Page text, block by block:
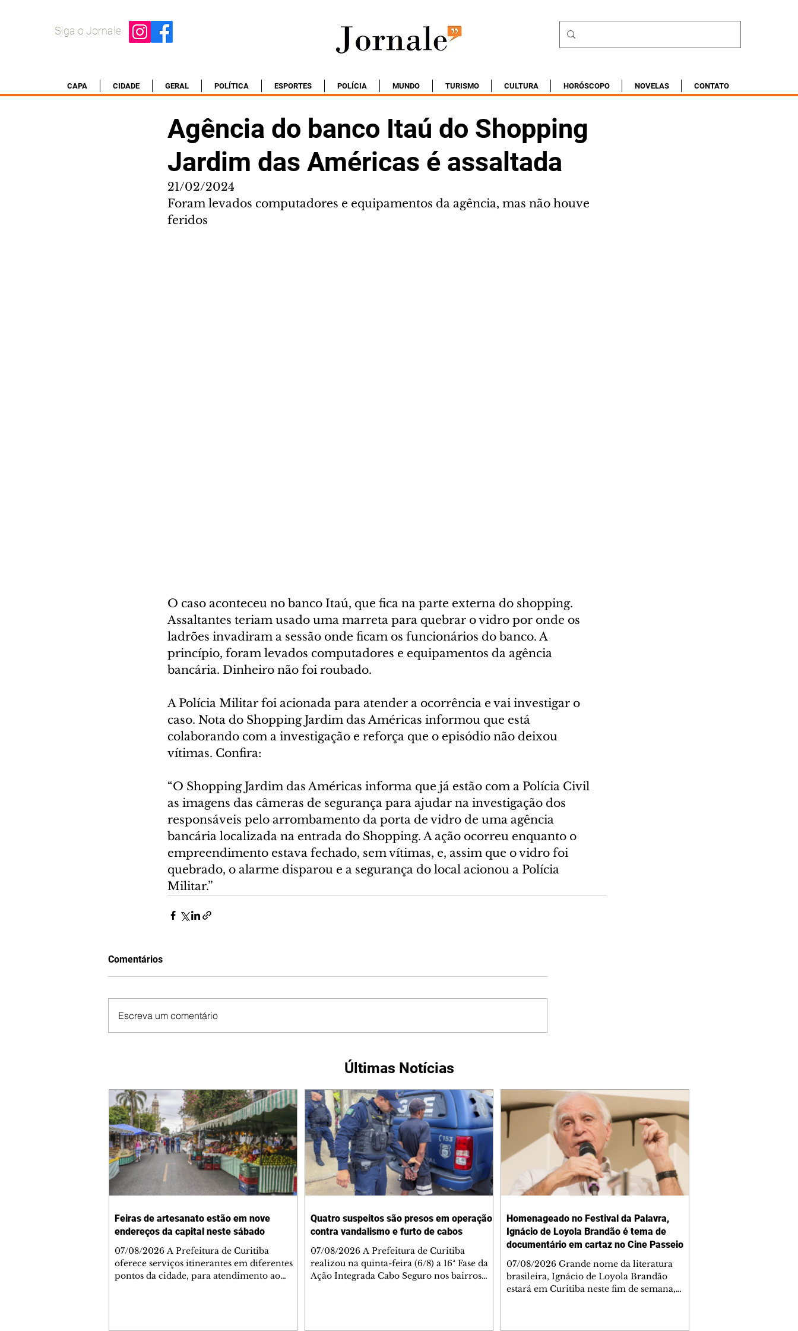
Siga o Jornale
CAPA CIDADE GERAL POLÍTICA ESPORTES POLÍCIA MUNDO TURISMO CULTURA HORÓSCOPO NOVELAS CONTATO
Agência do banco Itaú do Shopping
Jardim das Américas é assaltada
21/02/2024
Foram levados computadores e equipamentos da agência, mas não houve
feridos
O caso aconteceu no banco Itaú, que fica na parte externa do shopping.
Assaltantes teriam usado uma marreta para quebrar o vidro por onde os
ladrões invadiram a sessão onde ficam os funcionários do banco. A
princípio, foram levados computadores e equipamentos da agência
bancária. Dinheiro não foi roubado.
A Polícia Militar foi acionada para atender a ocorrência e vai investigar o
caso. Nota do Shopping Jardim das Américas informou que está
colaborando com a investigação e reforça que o episódio não deixou
vítimas. Confira:
“O Shopping Jardim das Américas informa que já estão com a Polícia Civil
as imagens das câmeras de segurança para ajudar na investigação dos
responsáveis pelo arrombamento da porta de vidro de uma agência
bancária localizada na entrada do Shopping. A ação ocorreu enquanto o
empreendimento estava fechado, sem vítimas, e, assim que o vidro foi
quebrado, o alarme disparou e a segurança do local acionou a Polícia
Militar.”
Comentários
Escreva um comentário
Últimas Notícias
Feiras de artesanato estão em nove
endereços da capital neste sábado
07/08/2026 A Prefeitura de Curitiba
oferece serviços itinerantes em diferentes
pontos da cidade, para atendimento ao
Quatro suspeitos são presos em operação
contra vandalismo e furto de cabos
07/08/2026 A Prefeitura de Curitiba
realizou na quinta-feira (6/8) a 16ª Fase da
Ação Integrada Cabo Seguro nos bairros
Homenageado no Festival da Palavra,
Ignácio de Loyola Brandão é tema de
documentário em cartaz no Cine Passeio
07/08/2026 Grande nome da literatura
brasileira, Ignácio de Loyola Brandão
estará em Curitiba neste fim de semana,